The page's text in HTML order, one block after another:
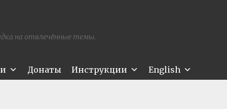
на отвлечённые темы.
Донаты Инструкции English